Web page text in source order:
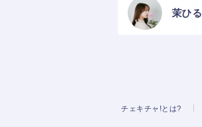
茉ひる
チェキチャ!とは?